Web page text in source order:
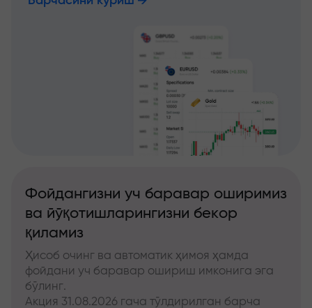
Фойдангизни уч баравар оширимиз
ва йўқотишларингизни бекор
қиламиз
Ҳисоб очинг ва автоматик ҳимоя ҳамда
фойдани уч баравар ошириш имконига эга
бўлинг.
Акция 31.08.2026 гача тўлдирилган барча